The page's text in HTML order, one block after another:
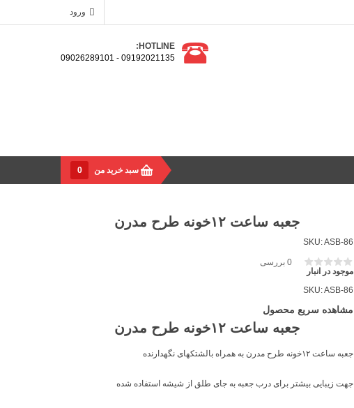
ورود
HOTLINE:
09192021135 - 09026289101
سبد خرید من 0
جعبه ساعت ۱۲خونه طرح مدرن
SKU:ASB-86
0 بررسی
موجود در انبار
SKU:ASB-86
مشاهده سریع محصول
جعبه ساعت ۱۲خونه طرح مدرن
جعبه ساعت
جهت زیبایی بیشتر برای درب جعبه به جای طلق از شیشه استفاده شده